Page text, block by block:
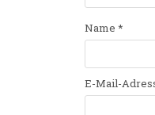
Name *
E-Mail-